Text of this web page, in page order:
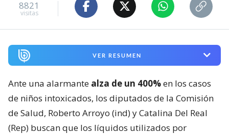
8821
visitas
VER RESUMEN
Ante una alarmante alza de un 400%en los casos
de niños intoxicados, los diputados de la Comisión
de Salud, Roberto Arroyo (ind) y Catalina Del Real
(Rep) buscan que los líquidos utilizados por